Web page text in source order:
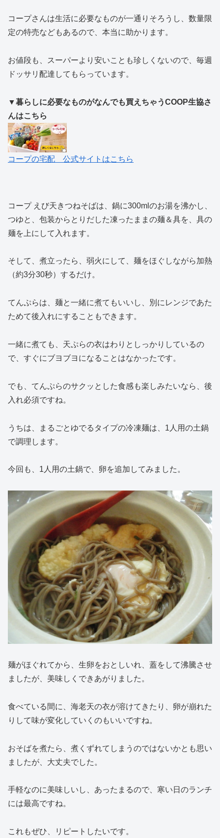
コープさんは生活に必要なものが一通りそろうし、数量限
定の特売などもあるので、本当に助かります。
お値段も、スーパーより安いことも珍しくないので、毎週
ドッサリ配達してもらっています。
▼暮らしに必要なものがなんでも買えちゃうCOOP生協さ
んはこちら
コープの宅配 公式サイトはこちら
コープ えび天きつねそばは、鍋に300mlのお湯を沸かし、
つゆと、包装からとりだした凍ったままの麺＆具を、具の
麺を上にして入れます。
そして、煮立ったら、弱火にして、麺をほぐしながら加熱
（約3分30秒）するだけ。
てんぷらは、麺と一緒に煮てもいいし、別にレンジであた
ためて後入れにすることもできます。
一緒に煮ても、天ぷらの衣はわりとしっかりしているの
で、すぐにブヨブヨになることはなかったです。
でも、てんぷらのサクッとした食感も楽しみたいなら、後
入れ必須ですね。
うちは、まるごとゆでるタイプの冷凍麺は、1人用の土鍋
で調理します。
今回も、1人用の土鍋で、卵を追加してみました。
麺がほぐれてから、生卵をおとしいれ、蓋をして沸騰させ
ましたが、美味しくできあがりました。
食べている間に、海老天の衣が溶けてきたり、卵が崩れた
りして味が変化していくのもいいですね。
おそばを煮たら、煮くずれてしまうのではないかとも思い
ましたが、大丈夫でした。
手軽なのに美味しいし、あったまるので、寒い日のランチ
には最高ですね。
これもぜひ、リピートしたいです。